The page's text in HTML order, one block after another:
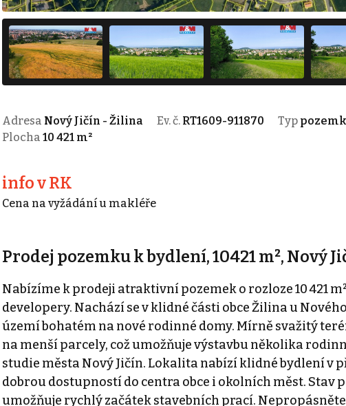
Adresa Nový Jičín - Žilina Ev. č. RT1609-911870 Typ
Plocha 10 421 m²
info v RK
Cena na vyžádání u makléře
Prodej pozemku k bydlení, 10421 m², Nový
Nabízíme k prodeji atraktivní pozemek o rozloze 10 421
developery. Nachází se v klidné části obce Žilina u
území bohatém na nové rodinné domy. Mírně svažitý
na menší parcely, což umožňuje výstavbu několika
studie města Nový Jičín. Lokalita nabízí klidné bydlení v
dobrou dostupností do centra obce i okolních měst. Stav
umožňuje rychlý začátek stavebních prací.